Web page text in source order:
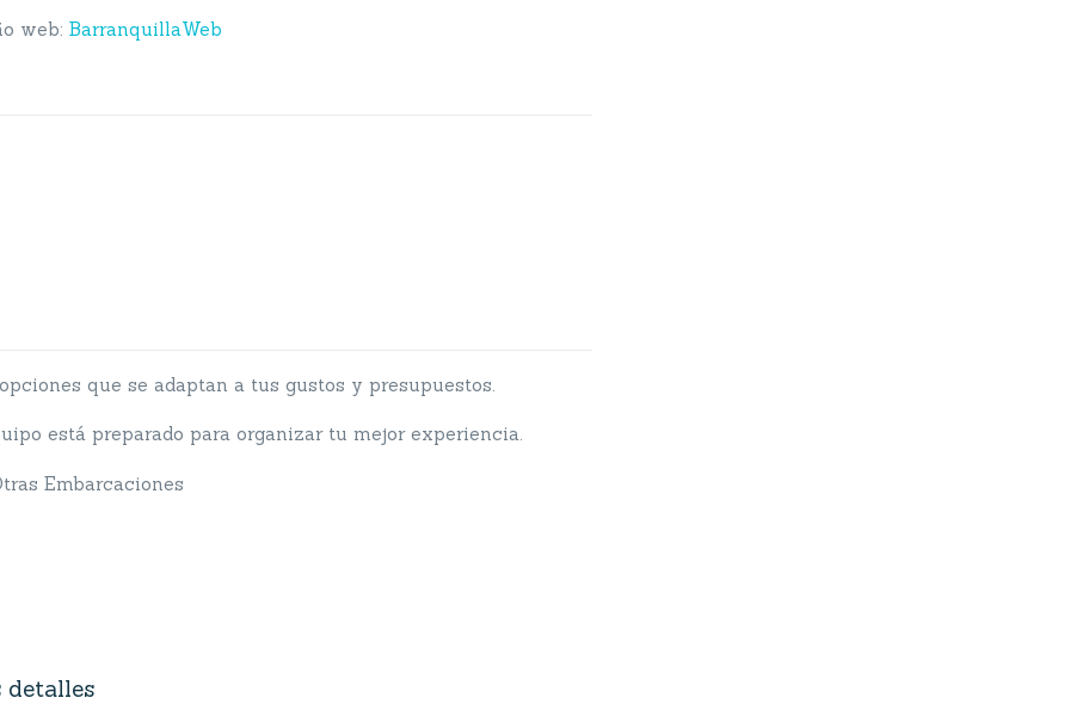
web: BarranquillaWeb
que se adaptan a tus gustos y presupuestos.
está preparado para organizar tu mejor experiencia.
Embarcaciones
detalles